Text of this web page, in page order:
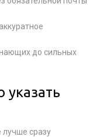
до сильных
сразу